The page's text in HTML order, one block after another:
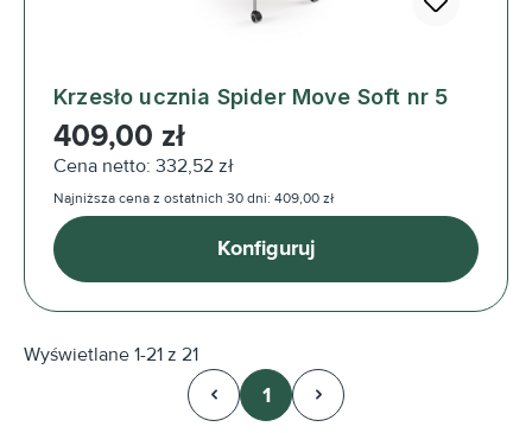
Krzesło ucznia Spider Move Soft nr 5
Cena regularna:
409,00 zł
Cena netto: 332,52 zł
Najniższa cena z ostatnich 30 dni: 409,00 zł
Konfiguruj
Wyświetlane 1-21 z 21
Strona
1